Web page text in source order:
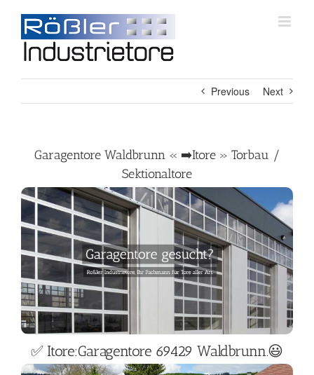
content
Previous Next
Garagentore Waldbrunn « ➡️Itore » Torbau /
Sektionaltore
✅ Itore:Garagentore 69429 Waldbrunn.😃